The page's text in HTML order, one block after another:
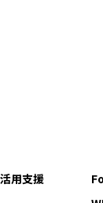
用支援